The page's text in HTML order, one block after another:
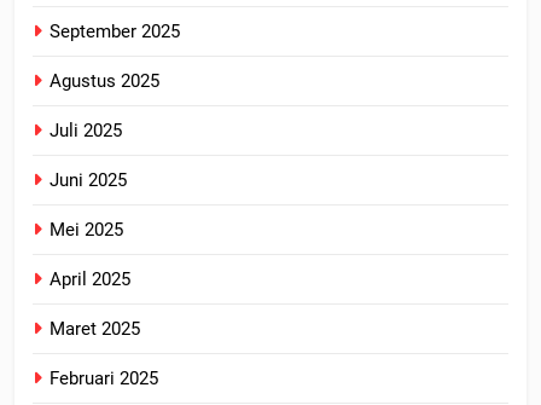
September 2025
Agustus 2025
Juli 2025
Juni 2025
Mei 2025
April 2025
Maret 2025
Februari 2025